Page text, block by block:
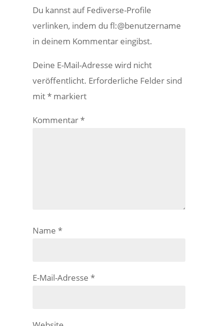
Du kannst auf Fediverse-Profile
verlinken, indem du fl:@benutzername
in deinem Kommentar eingibst.
Deine E-Mail-Adresse wird nicht
veröffentlicht. Erforderliche Felder sind
mit* markiert
Kommentar*
Name*
E-Mail-Adresse*